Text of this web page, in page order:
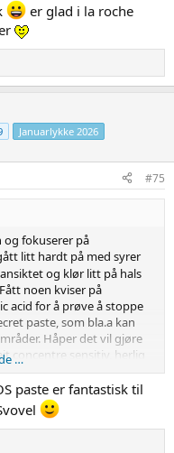
er glad i la roche
Januarlykke 2026
#75
og fokuserer på
litt hardt på med syrer
og klør litt på hals
noen kviser på
acid for å prøve å stoppe
paste, som bla.a kan
Håper det vil gjøre
concentre sensitiv, herlig
hudpleie, f.eks La Roche
Paste 100 ml
mot pigmentflekker: 3-
…
paste er fantastisk til